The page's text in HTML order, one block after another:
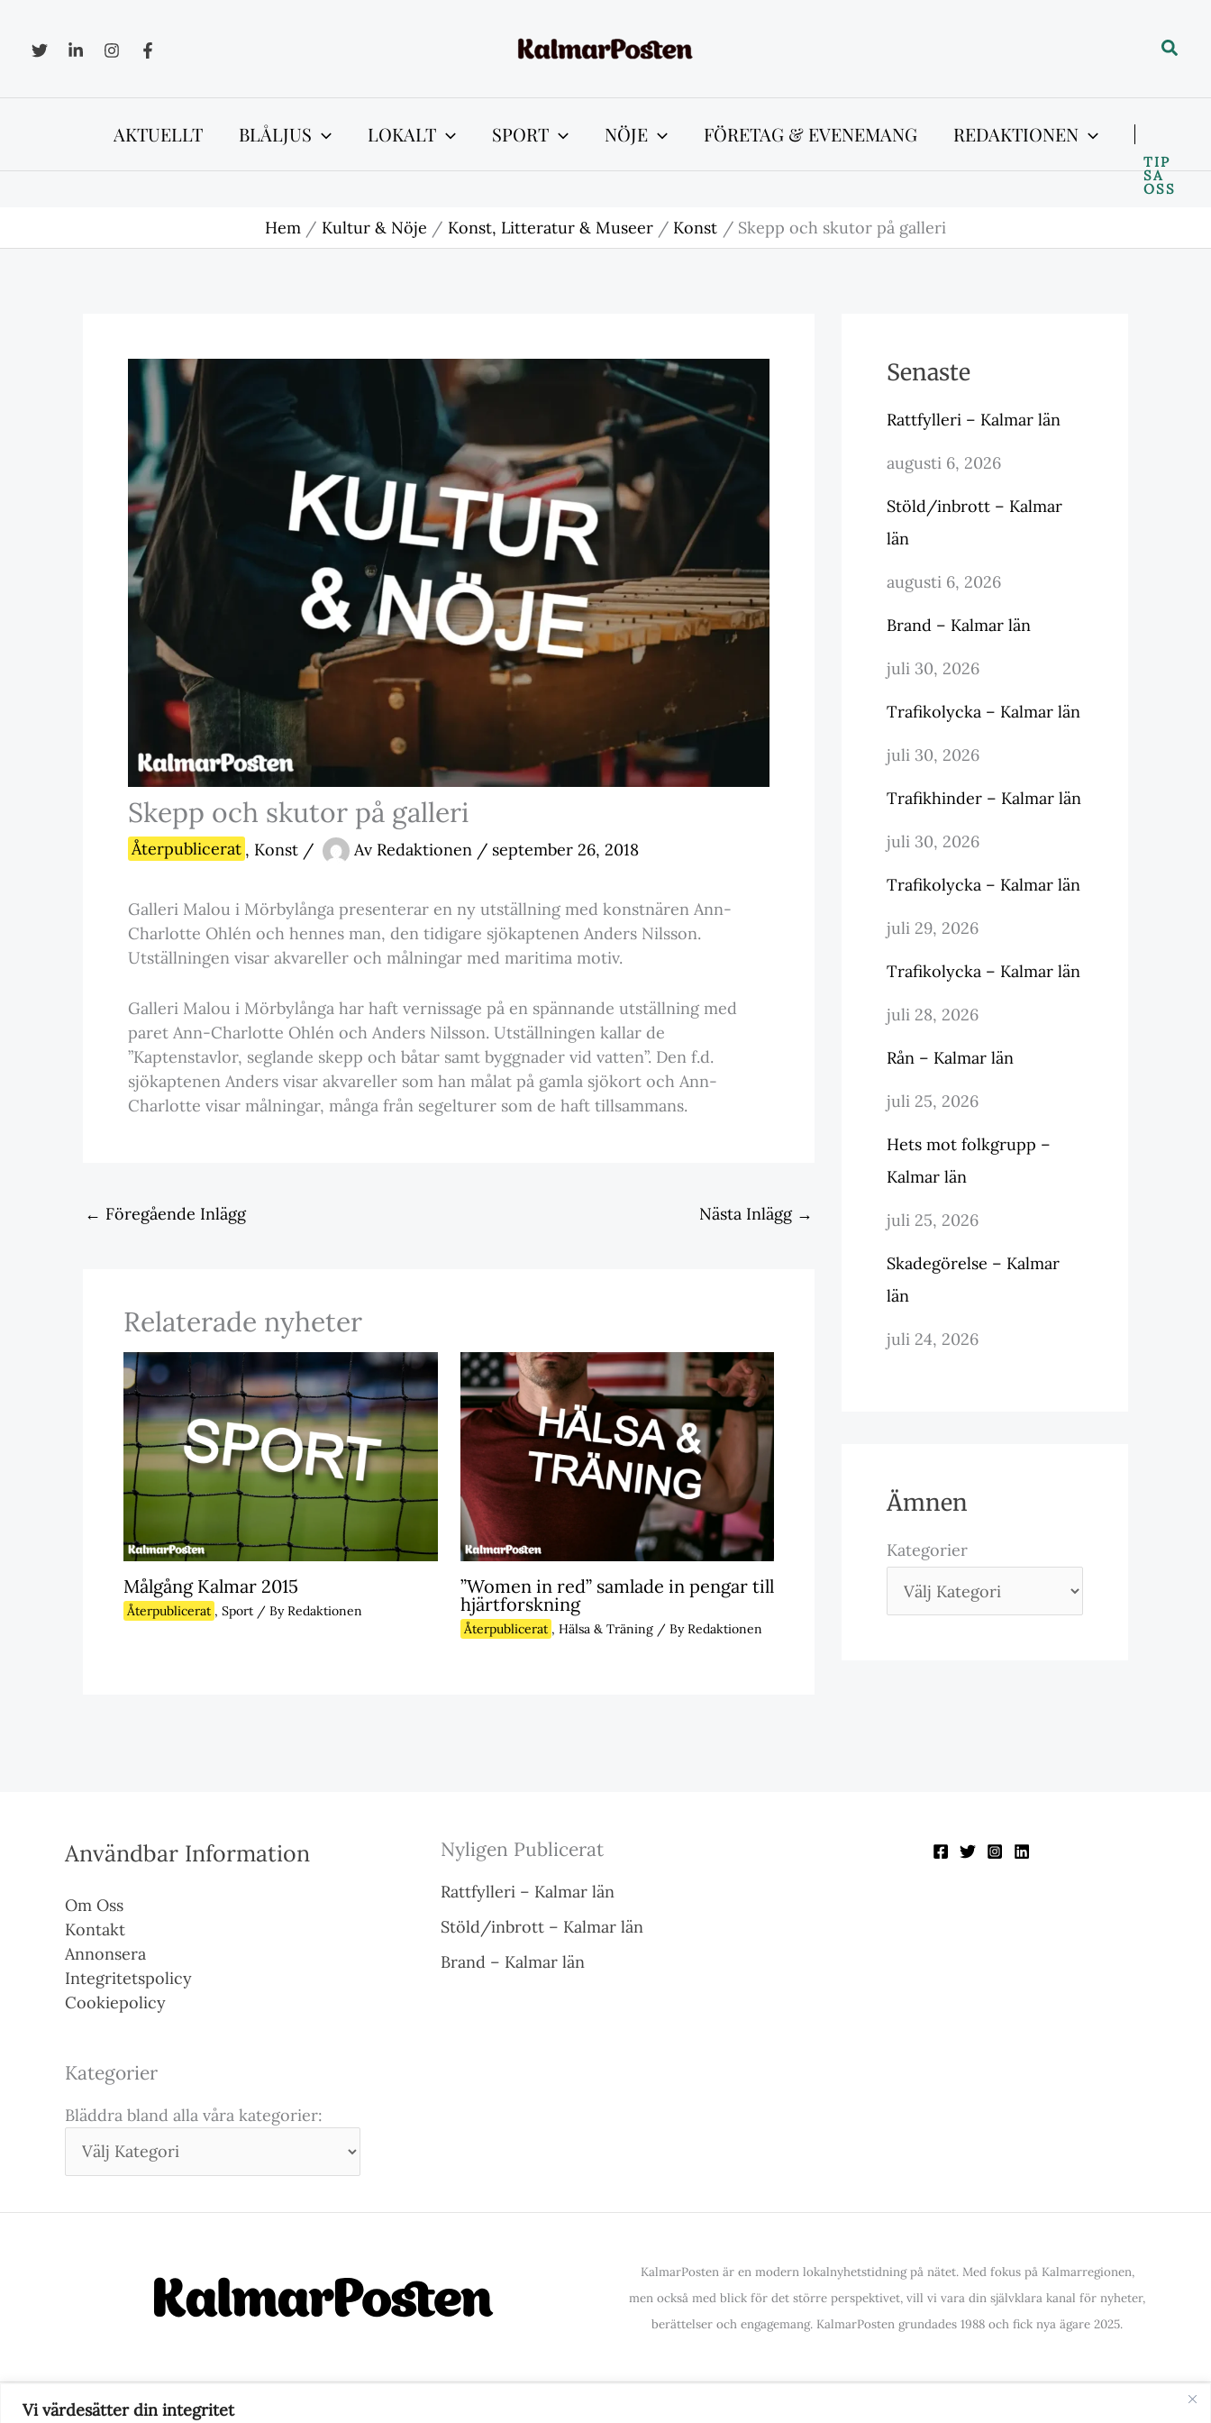
Vi värdesätter din integritet
innehåll
Sök
AKTUELLT BLÅLJUS LOKALT SPORT NÖJE FÖRETAG & EVENEMANG REDAKTIONEN
TIP
SA
OSS
Hem Kultur & Nöje Konst, Litteratur & Museer Konst Skepp och skutor på galleri
Skepp och skutor på galleri
Återpublicerat , Konst / Av Redaktionen / september 26, 2018
Galleri Malou i Mörbylånga presenterar en ny utställning med konstnären Ann-
Charlotte Ohlén och hennes man, den tidigare sjökaptenen Anders Nilsson.
Utställningen visar akvareller och målningar med maritima motiv.
Galleri Malou i Mörbylånga har haft vernissage på en spännande utställning med
paret Ann-Charlotte Ohlén och Anders Nilsson. Utställningen kallar de
”Kaptenstavlor, seglande skepp och båtar samt byggnader vid vatten”. Den f.d.
sjökaptenen Anders visar akvareller som han målat på gamla sjökort och Ann-
Charlotte visar målningar, många från segelturer som de haft tillsammans.
← Föregående Inlägg Nästa Inlägg →
Relaterade nyheter
Målgång Kalmar 2015
Återpublicerat , Sport / ByRedaktionen
”Women in red” samlade in pengar till
hjärtforskning
Återpublicerat , Hälsa & Träning/ ByRedaktionen
Senaste
Rattfylleri – Kalmar län
augusti 6, 2026
Stöld/inbrott – Kalmar
län
augusti 6, 2026
Brand – Kalmar län
juli 30, 2026
Trafikolycka – Kalmar län
juli 30, 2026
Trafikhinder – Kalmar län
juli 30, 2026
Trafikolycka – Kalmar län
juli 29, 2026
Trafikolycka – Kalmar län
juli 28, 2026
Rån – Kalmar län
juli 25, 2026
Hets mot folkgrupp –
Kalmar län
juli 25, 2026
Skadegörelse – Kalmar
län
juli 24, 2026
Ämnen
Kategorier
Användbar Information
Om Oss
Kontakt
Annonsera
Integritetspolicy
Cookiepolicy
Kategorier
Bläddra bland alla våra kategorier:
Nyligen Publicerat
Rattfylleri – Kalmar län
Stöld/inbrott – Kalmar län
Brand – Kalmar län
KalmarPosten är en modern lokalnyhetstidning på nätet. Med fokus på Kalmarregionen,
men också med blick för det större perspektivet, vill vi vara din självklara kanal för nyheter,
berättelser och engagemang. KalmarPosten grundades 1988 och fick nya ägare 2025.